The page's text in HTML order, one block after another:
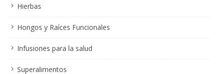
Hierbas
Hongos y Raíces Funcionales
Infusiones para la salud
Superalimentos